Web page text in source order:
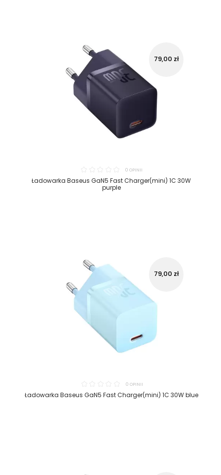
0 OPINII
Ładowarka Baseus GaN5 Fast Charger(mini) 1C 30W
purple
79,00 zł
0 OPINII
Ładowarka Baseus GaN5 Fast Charger(mini) 1C 30W blue
79,00 zł